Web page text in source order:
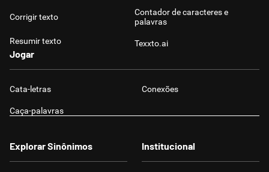
Corrigir texto
Resumir texto
Contador de caracteres e
palavras
Texxto.ai
Jogar
Cata-letras Conexões
Caça-palavras
Explorar Sinônimos Institucional